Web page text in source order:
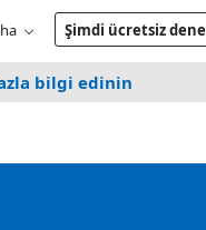
Şimdi ücretsiz dene
bilgi edinin